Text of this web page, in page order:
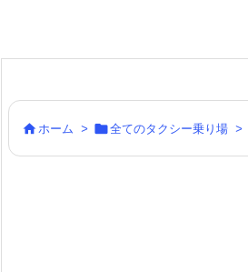
 ホーム > 全てのタクシー乗り場 >